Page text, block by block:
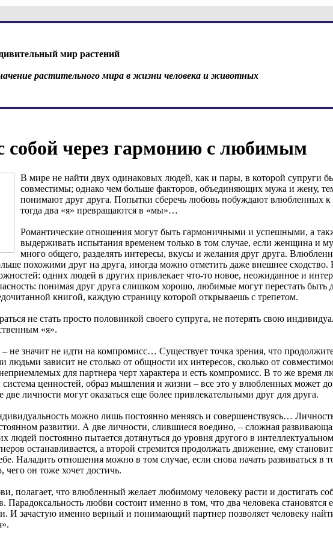
мир растений
растительного мира в жизни человека и животных
собой через гармонию с любимым
В мире не найти двух одинаковых людей, как и пары, в которой супруги
совместимы; однако чем больше факторов, объединяющих мужа и жену,
понимают друг друга. Попытки сберечь любовь побуждают влюбленных
тогда два «я» превращаются в «мы»…
Романтические отношения могут быть гармоничными и успешными, а
выдерживать испытания временем только в том случае, если женщина и
много общего, разделять интересы, вкусы и желания друг друга.
похожими друг на друга, иногда можно отметить даже внешнее сходство.
одних людей в других привлекает что-то новое, неожиданное и
понимая друг друга слишком хорошо, любимые могут перестать быть
книгой, каждую страницу которой открываешь с трепетом.
не стать просто половинкой своего супруга, не потерять свою
«я».
не значит не идти на компромисс… Существует точка зрения, что
зависит не столько от общности их интересов, сколько от
для партнера черт характера и есть компромисс. В то же время
ценностей, образ мышления и жизни – все это у влюбленных может
две личности могут оказаться еще более привлекательными друг для друга.
можно лишь постоянно меняясь и совершенствуясь…
развитии. А две личности, слившиеся воедино, – сложная
людей постоянно пытается дотянуться до уровня другого в
останавливается, а второй стремится продолжать движение, ему
Наладить отношения можно в том случае, если снова начать развиваться в
чего он тоже хочет достичь.
полагает, что влюбленный желает любимому человеку расти и достигать
Парадоксальность любви состоит именно в том, что два человека
И зачастую именно верный и понимающий партнер позволяет человеку